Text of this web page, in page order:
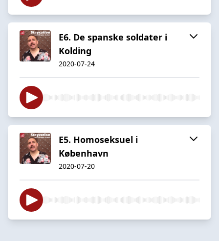
E6. De spanske soldater i
Kolding
2020-07-24
E5. Homoseksuel i
København
2020-07-20